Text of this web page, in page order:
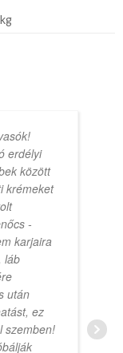
erdélyi
között
krémeket
-
karjaira
láb
után
ez
szemben!